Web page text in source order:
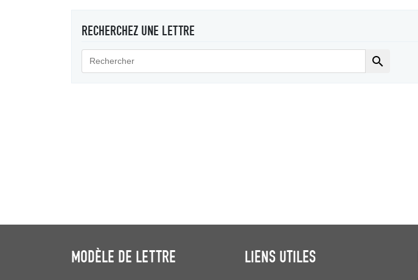
RECHERCHEZ UNE LETTRE

MODÈLE DE LETTRE LIENS UTILES